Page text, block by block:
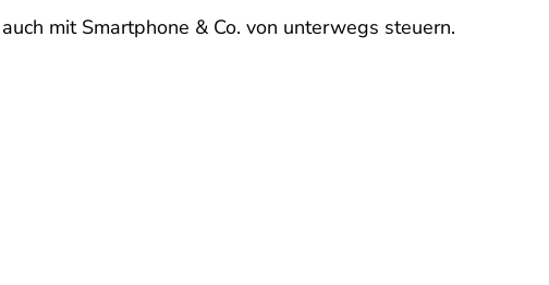
mit Smartphone & Co. von unterwegs steuern.